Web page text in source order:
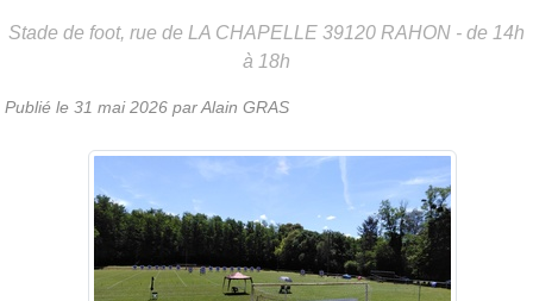
Stade de foot, rue de LA CHAPELLE 39120 RAHON - de 14h
à 18h
Publié le 31 mai 2026 par Alain GRAS